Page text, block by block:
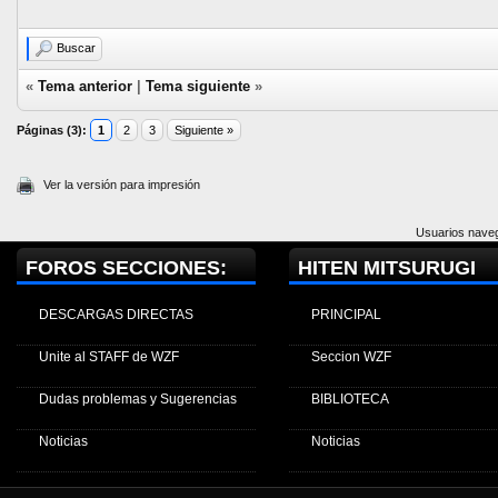
Buscar
« Tema anterior Tema siguiente »
Páginas (3): 1 2 3 Siguiente »
Ver la versión para impresión
Usuarios
FOROS SECCIONES:
DESCARGAS DIRECTAS
Unite al STAFF de WZF
Dudas problemas y Sugerencias
Noticias
HITEN MITSURUGI
PRINCIPAL
Seccion WZF
BIBLIOTECA
Noticias